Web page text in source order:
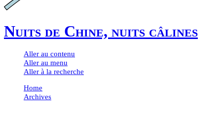
Nuits de Chine, nuits câlines
Aller au contenu
Aller au menu
Aller à la recherche
Home
Archives